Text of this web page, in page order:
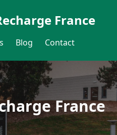
France
Blog Contact
France